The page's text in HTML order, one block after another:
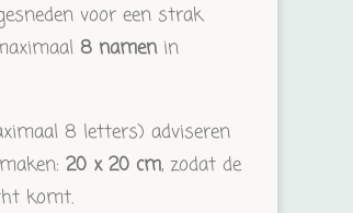
voor een strak
8 namenin
8 letters) adviseren
20 x 20 cm, zodat de
komt.